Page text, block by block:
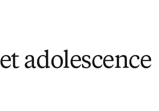
adolescence